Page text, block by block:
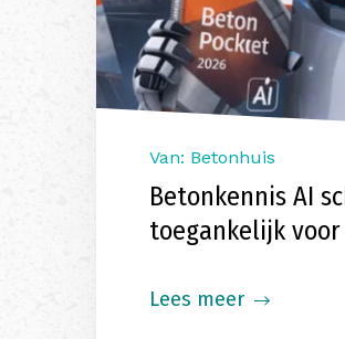
Van: Betonhuis
Betonkennis AI
toegankelijk
Lees meer